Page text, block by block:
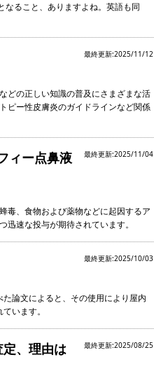
なること、ありますよね。英語も同
最終更新:2025/11/12
どの正しい知識の普及にさまざまな活
ピー性皮膚炎のガイドラインなど関係
ィー点鼻液
最終更新:2025/11/04
毒、食物および薬物などに起因するア
速な投与が期待されています。
最終更新:2025/10/03
論文によると、その使用により屋内
います。
、理由は 最終更新:2025/08/25